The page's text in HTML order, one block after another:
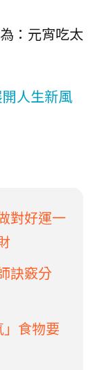
：元宵吃太
人生新風
對好運一
訣竅分
食物要